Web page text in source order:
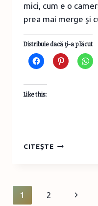
mici, cum e o
prea mai merge şi
Distribuie dacă ţi-a plăcut
Like this:
CITEȘTECUM
Page
1 2
Next